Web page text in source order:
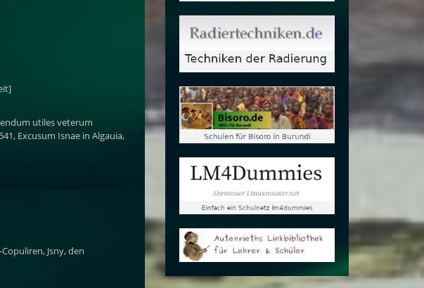
utiles veterum
Excusum Isnae in Algauia,
Jsny, den